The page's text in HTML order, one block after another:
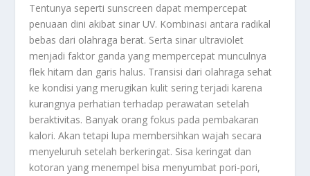
Tentunya seperti sunscreen dapat mempercepat
penuaan dini akibat sinar UV. Kombinasi antara radikal
bebas dari olahraga berat. Serta sinar ultraviolet
menjadi faktor ganda yang mempercepat munculnya
flek hitam dan garis halus. Transisi dari olahraga sehat
ke kondisi yang merugikan kulit sering terjadi karena
kurangnya perhatian terhadap perawatan setelah
beraktivitas. Banyak orang fokus pada pembakaran
kalori. Akan tetapi lupa membersihkan wajah secara
menyeluruh setelah berkeringat. Sisa keringat dan
kotoran yang menempel bisa menyumbat pori-pori,